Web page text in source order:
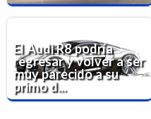
El Audi R8 podría
regresar y volver a ser
muy parecido a su
primo d...